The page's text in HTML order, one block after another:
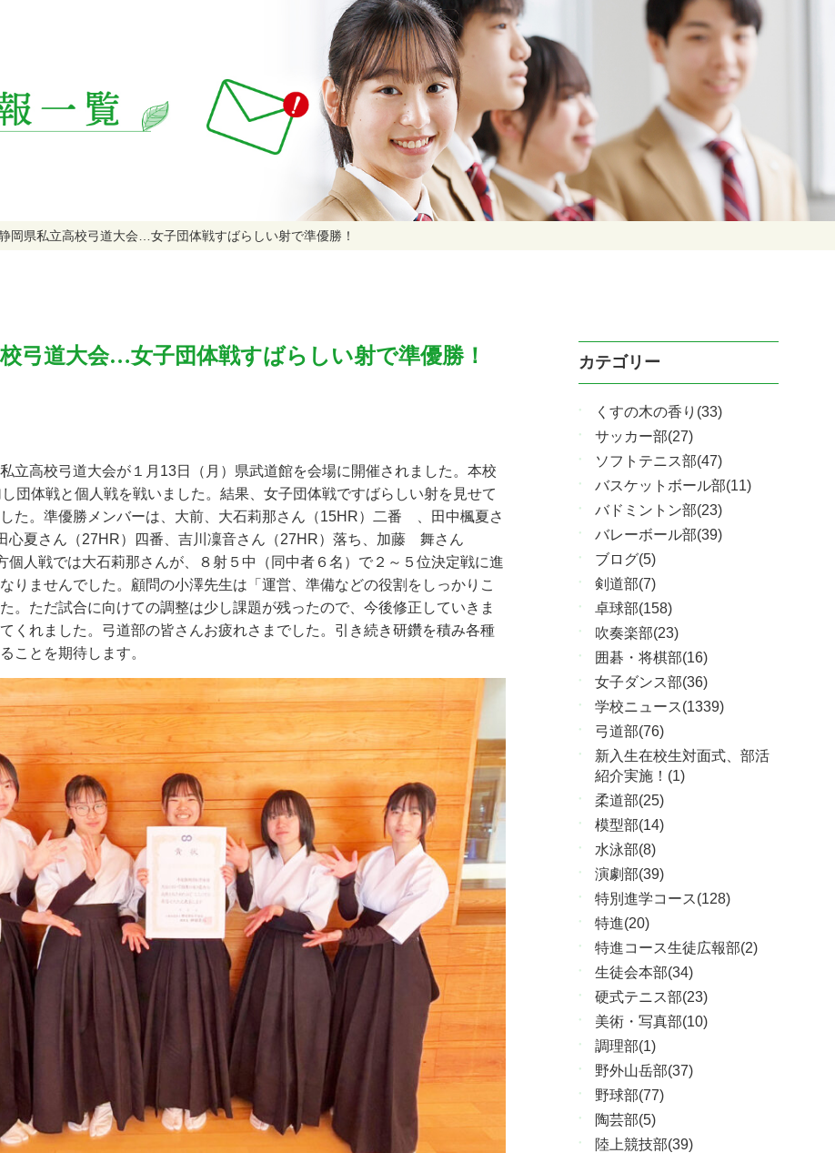
岡県私立高校弓道大会…女子団体戦すばらしい射で準優勝！
弓道大会…女子団体戦すばらしい射で準優勝！
立高校弓道大会が１月 13日（月）県武道館を会場に開催されました。本校
し団体戦と個人戦を戦いました。結果、女子団体戦ですばらしい射を見せて
た。準優勝メンバーは、大前、大石莉那さん（15HR）二番 、田中楓夏さ
心夏さん（27HR）四番、吉川凜音さん（27HR）落ち、加藤 舞さん
個人戦では大石莉那さんが、８射５中（同中者６名）で２～５位決定戦に進
りませんでした。顧問の小澤先生は「運営、準備などの役割をしっかりこ
。ただ試合に向けての調整は少し課題が残ったので、今後修正していきま
くれました。弓道部の皆さんお疲れさまでした。引き続き研鑽を積み各種
ことを期待します。
カテゴリー
くすの木の香り(33)
サッカー部(27)
ソフトテニス部(47)
バスケットボール部(11)
バドミントン部(23)
バレーボール部(39)
ブログ(5)
剣道部(7)
卓球部(158)
吹奏楽部(23)
囲碁・将棋部(16)
女子ダンス部(36)
学校ニュース(1339)
弓道部(76)
新入生在校生対面式、部活
紹介実施！(1)
柔道部(25)
模型部(14)
水泳部(8)
演劇部(39)
特別進学コース(128)
特進(20)
特進コース生徒広報部(2)
生徒会本部(34)
硬式テニス部(23)
美術・写真部(10)
調理部(1)
野外山岳部(37)
野球部(77)
陶芸部(5)
陸上競技部(39)